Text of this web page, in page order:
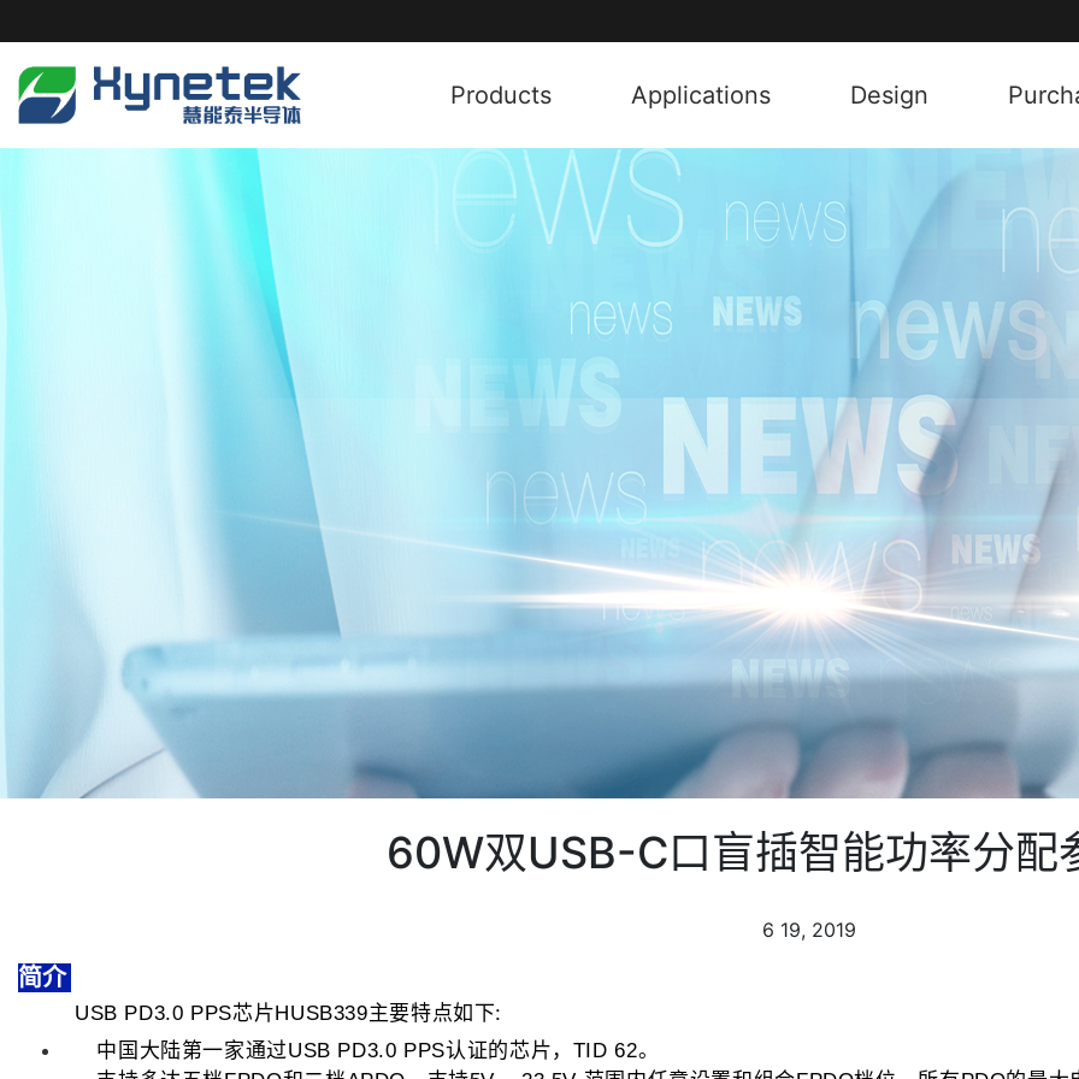
Products Applications Design
60W双USB-C口盲插智能功率分配
6 19, 2019
简介
USB PD3.0 PPS芯片 HUSB339主要特点如下:
中国大陆第一家通过USB PD3.0 PPS认证的芯片， TID 62。